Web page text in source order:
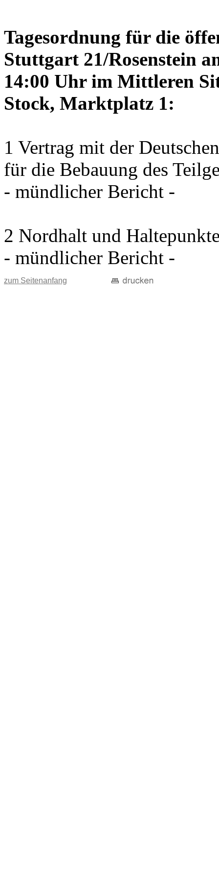
Tagesordnung für die
Stuttgart 21/Rosenstein
14:00 Uhr im Mittleren
Stock, Marktplatz 1:
1 Vertrag mit der
für die Bebauung des
- mündlicher Bericht -
2 Nordhalt und
- mündlicher Bericht -
zum Seitenanfang